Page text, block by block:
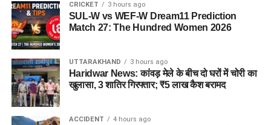
CRICKET 3 hours ago
SUL-W vs WEF-W Dream11 Prediction
Match 27: The Hundred Women 2026
UTTARAKHAND 3 hours ago
Haridwar News: कांवड़ मेले के बीच दो घरों में चोरी का
खुलासा, 3 शातिर गिरफ्तार; ₹5 लाख कैश बरामद
ACCIDENT 4 hours ago